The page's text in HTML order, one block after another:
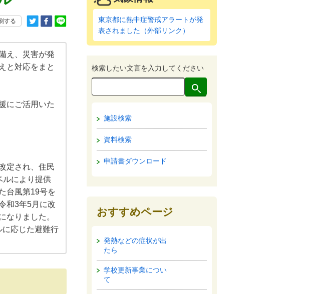
する
え、災害が発
と対応をまと
にご活用いた
定され、住民
ルにより提供
台風第19号を
和3年5月に改
なりました。
応じた避難行
東京都に熱中症警戒アラートが発
表されました（外部リンク）
検索したい文言を入力してください
施設検索
資料検索
申請書ダウンロード
おすすめページ
発熱などの症状が出
たら
学校更新事業につい
て